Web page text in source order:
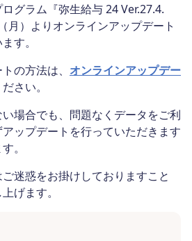
グラム『弥生給与 24 Ver.27.4.
月）よりオンラインアップデート
す。
の方法は、 オンラインアップデー
さい。
場合でも、問題なくデータをご利
ップデートを行っていただきます
。
迷惑をお掛けしておりますこと
げます。